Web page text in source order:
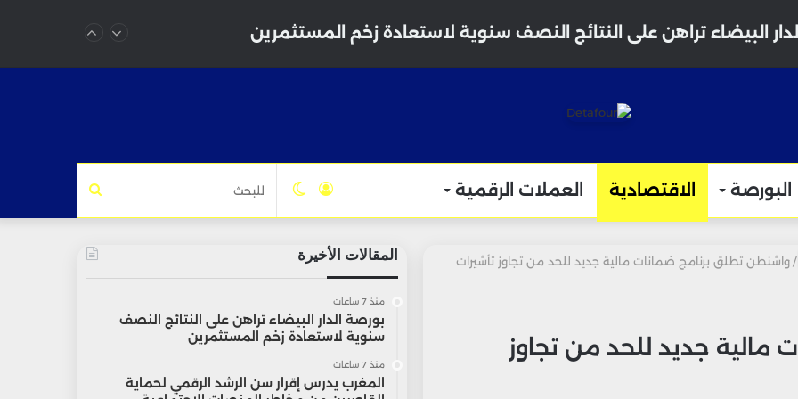
البيضاء تراهن على النتائج النصف سنوية لاستعادة زخم المستثمرين
البورصة الاقتصادية العملات الرقمية للبحث الوضعتسجيل
/ واشنطن تطلق برنامج ضمانات مالية جديد للحد من تجاوز تأشيرات
جديد للحد من تجاوز
المقالات الأخيرة
منذ 7 ساعات
بورصة الدار البيضاء تراهن على النتائج النصف
سنوية لاستعادة زخم المستثمرين
منذ 7 ساعات
المغرب يدرس إقرار سن الرشد الرقمي لحماية